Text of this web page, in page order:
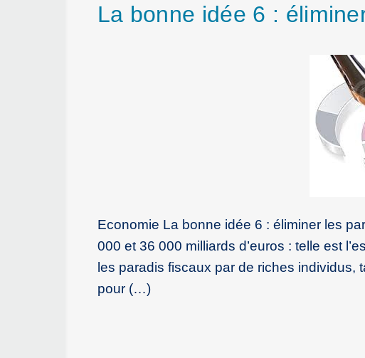
La bonne idée 6 :
Economie La bonne idée 6 : éliminer les
000 et 36 000 milliards d’euros : telle est
les paradis fiscaux par de riches individus,
pour (…)